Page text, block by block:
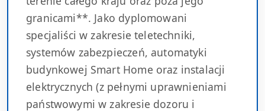
granicami**. Jako dyplomowani
specjaliści w zakresie teletechniki,
systemów zabezpieczeń, automatyki
budynkowej Smart Home oraz instalacji
elektrycznych (z pełnymi uprawnieniami
państwowymi w zakresie dozoru i